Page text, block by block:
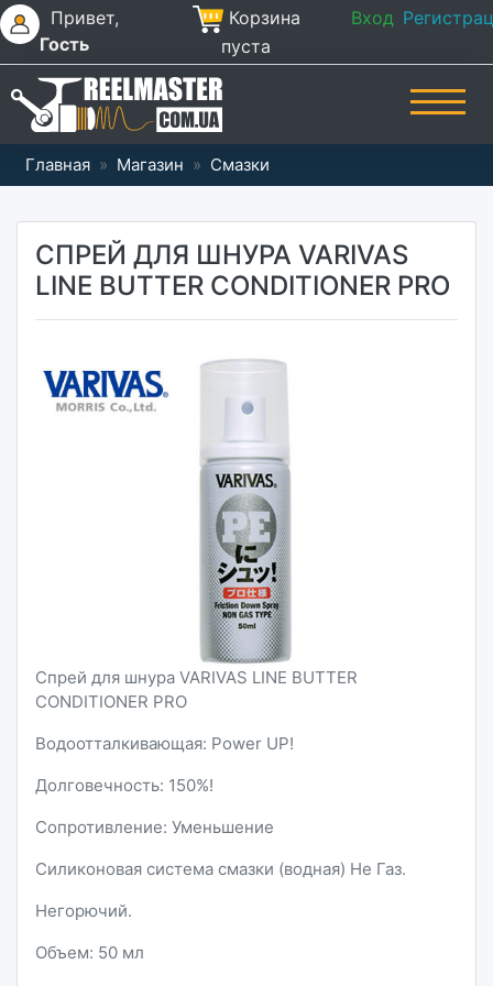
Привет,
Гость
Корзина
пуста
Вход
Главная » Магазин » Смазки
СПРЕЙ ДЛЯ ШНУРА VARIVAS
LINE BUTTER CONDITIONER PRO
Спрей для шнура VARIVAS LINE BUTTER
CONDITIONER PRO
Водоотталкивающая: Power UP!
Долговечность: 150%!
Сопротивление: Уменьшение
Силиконовая система смазки (водная) Не Газ.
Негорючий.
Объем: 50 мл